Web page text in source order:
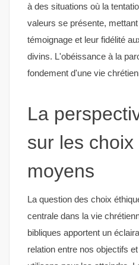
à des situations où la
valeurs se présente,
témoignage et leur fidélité
divins. L'obéissance à la
fondement d'une vie
La
sur les choix
moyens
La question des choix
centrale dans la vie
bibliques apportent un
relation entre nos objectifs